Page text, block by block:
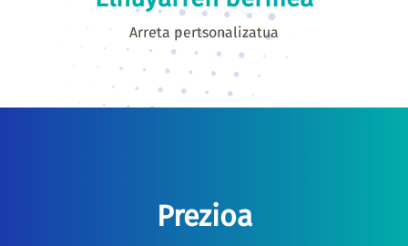
Arreta pertsonalizatua
Prezioa